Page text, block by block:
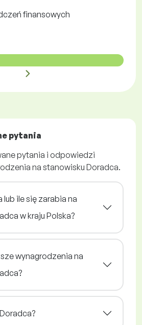
finansowych
pytania
pytania i odpowiedzi
na stanowisku Doradca.
lub ile się zarabia na
w kraju Polska?
wynagrodzenia na